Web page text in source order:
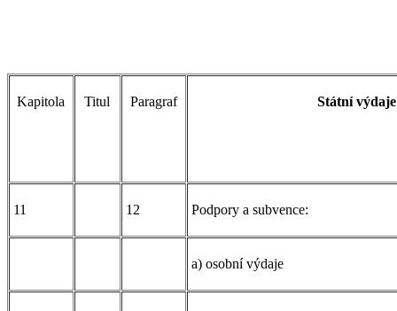
Kapitola Titul Paragraf Státní výdaje
11 12 Podpory a subvence:
a) osobní výdaje